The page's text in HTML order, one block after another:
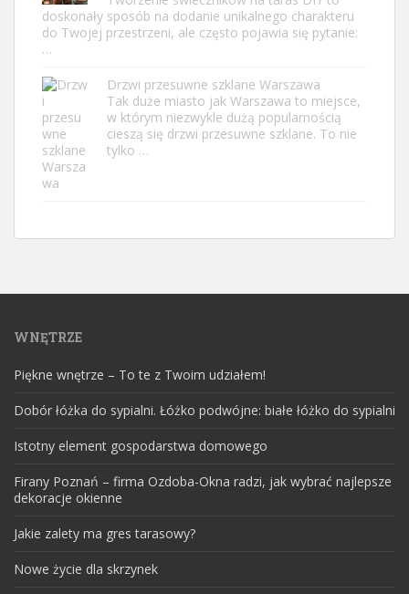
doskonały sposób na dodanie unikalnego charakteru
do Twojej przestrzeni, ale często pojawia się pytanie:
…
Drzwi przesuwne szklane Warszawa
Tak duże miasto jak Warszawa to miejsce,
w którym niezwykle dużą popularnością
cieszą się drzwi przesuwne szklane. To nie
tylko …
WNĘTRZE
Piękne wnętrze – To te z Twoim udziałem!
Dobór łóżka do sypialni. Łóżko podwójne: białe łóżko do sypialni
Istotny element gospodarstwa domowego
Firany Poznań – firma Ozdoba-Okna radzi, jak wybrać najlepsze
dekoracje okienne
Jakie zalety ma gres tarasowy?
Nowe życie dla skrzynek